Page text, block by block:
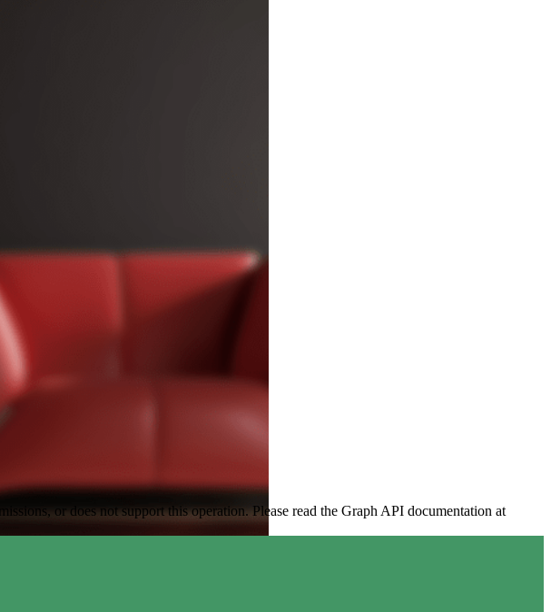
or does not support this operation. Please read the Graph API documentation at